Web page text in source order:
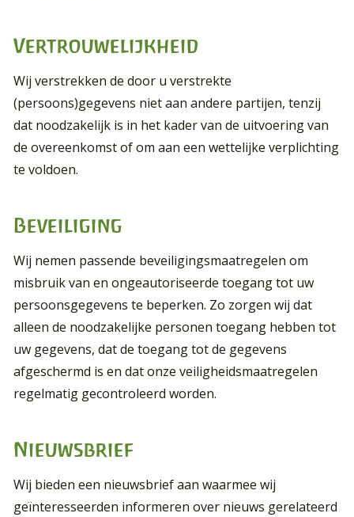
Vertrouwelijkheid
Wij verstrekken de door u verstrekte
(persoons)gegevens niet aan andere partijen, tenzij
dat noodzakelijk is in het kader van de uitvoering van
de overeenkomst of om aan een wettelijke verplichting
te voldoen.
Beveiliging
Wij nemen passende beveiligingsmaatregelen om
misbruik van en ongeautoriseerde toegang tot uw
persoonsgegevens te beperken. Zo zorgen wij dat
alleen de noodzakelijke personen toegang hebben tot
uw gegevens, dat de toegang tot de gegevens
afgeschermd is en dat onze veiligheidsmaatregelen
regelmatig gecontroleerd worden.
Nieuwsbrief
Wij bieden een nieuwsbrief aan waarmee wij
geïnteresseerden informeren over nieuws gerelateerd